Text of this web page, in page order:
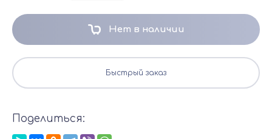
Нет в наличии
Быстрый заказ
Поделиться: